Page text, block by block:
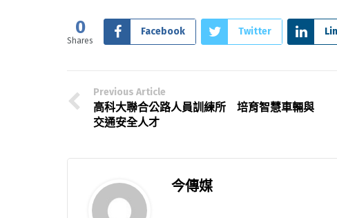
0
Shares
Facebook Twitter
Previous Article
高科大聯合公路人員訓練所 培育智慧車輛與
交通安全人才
今傳媒